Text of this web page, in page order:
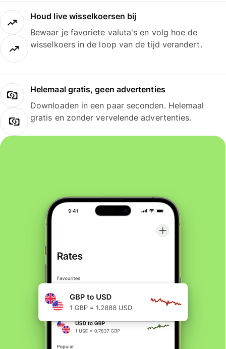
Houd live wisselkoersen bij
Bewaar je favoriete valuta's en volg hoe de
wisselkoers in de loop van de tijd verandert.
Helemaal gratis, geen advertenties
Downloaden in een paar seconden. Helemaal
gratis en zonder vervelende advertenties.